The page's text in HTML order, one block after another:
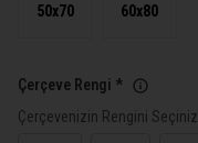
50x70 60x80
Çerçeve Rengi *
Çerçevenizin Rengini Seçiniz.